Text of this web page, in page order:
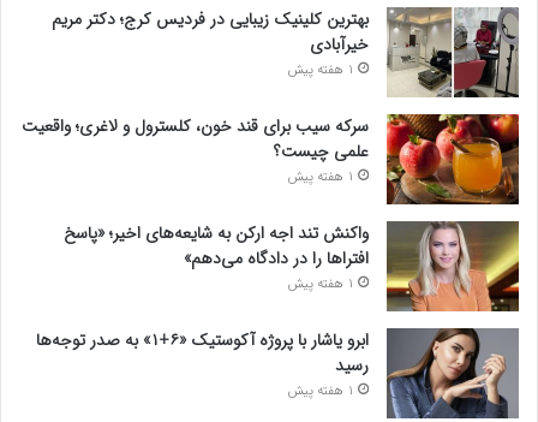
بهترین کلینیک زیبایی در فردیس کرج؛ دکتر مریم
خیرآبادی
1 هفته پیش
سرکه سیب برای قند خون، کلسترول و لاغری؛ واقعیت
علمی چیست؟
1 هفته پیش
واکنش تند اجه ارکن به شایعه‌های اخیر؛ «پاسخ
افتراها را در دادگاه می‌دهم»
1 هفته پیش
ابرو یاشار با پروژه آکوستیک «۶+۱» به صدر توجه‌ها
رسید
1 هفته پیش